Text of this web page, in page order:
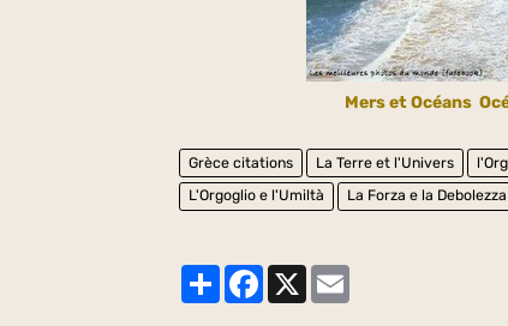
Mers et Océans
Grèce citations La Terre et l'Univers
L'Orgoglio e l'Umiltà
La Forza e la Debolezza
PartagerFacebook
X